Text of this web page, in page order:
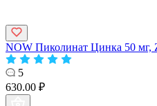
NOW Пиколинат Цинка 50 мг,
5
630.00 ₽